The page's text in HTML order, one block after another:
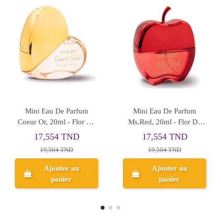
Good
- Emoscent
Rupture de stock
Dupe De Parfum 1
Million, 50ml - Emoscent
Dupe De
50ml -